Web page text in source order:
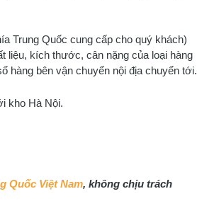
Quốc cung cấp cho quý khách)
liệu, kích thước, cân nặng của loại hàng
bên vận chuyển nội địa chuyển tới.
Hà Nội.
Quốc Việt Nam, không chịu trách